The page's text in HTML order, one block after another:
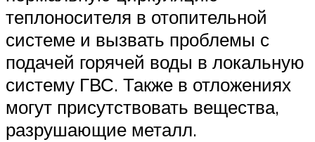
теплоносителя в отопительной
системе и вызвать проблемы с
подачей горячей воды в локальную
систему ГВС. Также в отложениях
могут присутствовать вещества,
разрушающие металл.